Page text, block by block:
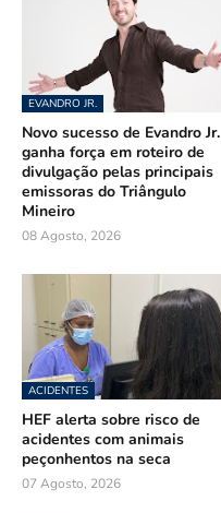
EVANDRO JR.
Novo sucesso de Evandro Jr.
ganha força em roteiro de
divulgação pelas principais
emissoras do Triângulo
Mineiro
08 Agosto, 2026
ACIDENTES
HEF alerta sobre risco de
acidentes com animais
peçonhentos na seca
07 Agosto, 2026